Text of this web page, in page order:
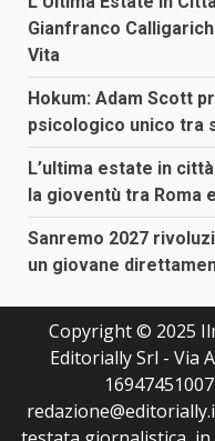
Gianfranco
Vita
Hokum: Adam Scott
psicologico unico tra
L’ultima estate in
la gioventù tra Roma
Sanremo 2027
un giovane
Copyright © 2025
Editorially Srl - Via